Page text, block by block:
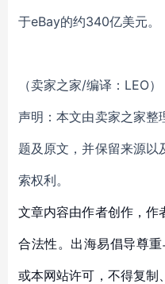
于eBay的约340亿美元。
（卖家之家/编译：LEO）
声明：本文由卖家之家整
题及原文，并保留来源以
索权利。
文章内容由作者创作，作
合法性。出海易倡导尊
或本网站许可，不得复制